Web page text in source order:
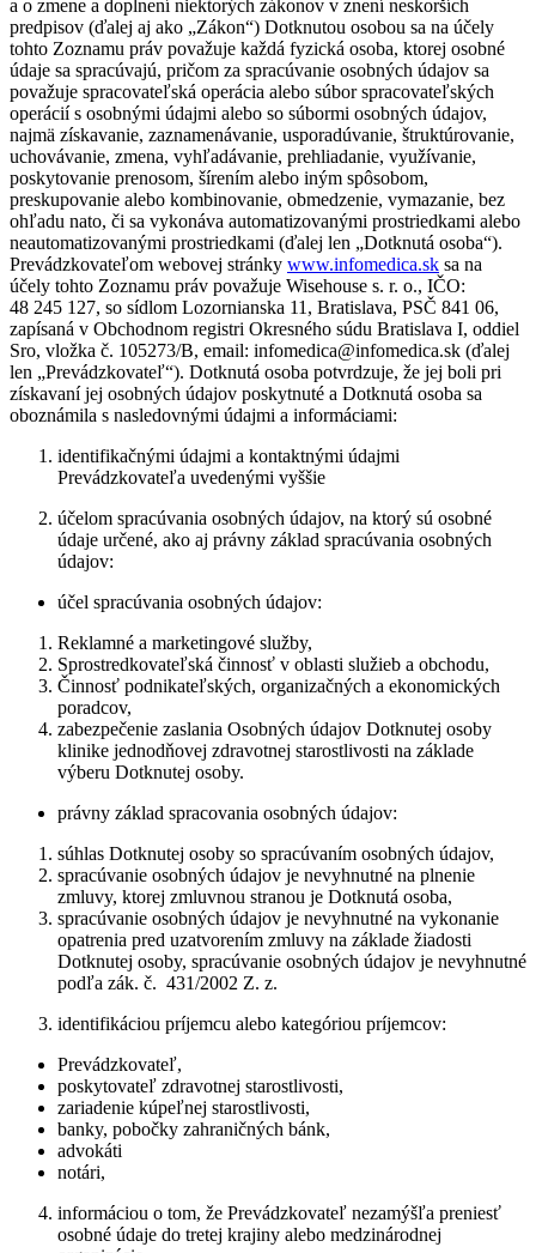
a o zmene a doplnení niektorých zákonov v znení neskorších
predpisov (ďalej aj ako „Zákon“) Dotknutou osobou sa na účely
tohto Zoznamu práv považuje každá fyzická osoba, ktorej osobné
údaje sa spracúvajú, pričom za spracúvanie osobných údajov sa
považuje spracovateľská operácia alebo súbor spracovateľských
operácií s osobnými údajmi alebo so súbormi osobných údajov,
najmä získavanie, zaznamenávanie, usporadúvanie, štruktúrovanie,
uchovávanie, zmena, vyhľadávanie, prehliadanie, využívanie,
poskytovanie prenosom, šírením alebo iným spôsobom,
preskupovanie alebo kombinovanie, obmedzenie, vymazanie, bez
ohľadu nato, či sa vykonáva automatizovanými prostriedkami alebo
neautomatizovanými prostriedkami (ďalej len „Dotknutá osoba“).
Prevádzkovateľom webovej stránky www.infomedica.sk sa na
účely tohto Zoznamu práv považuje Wisehouse s. r. o., IČO:
48 245 127, so sídlom Lozornianska 11, Bratislava, PSČ 841 06,
zapísaná v Obchodnom registri Okresného súdu Bratislava I, oddiel
Sro, vložka č. 105273/B, email: infomedica@infomedica.sk (ďalej
len „Prevádzkovateľ“). Dotknutá osoba potvrdzuje, že jej boli pri
získavaní jej osobných údajov poskytnuté a Dotknutá osoba sa
oboznámila s nasledovnými údajmi a informáciami:
identifikačnými údajmi a kontaktnými údajmi
Prevádzkovateľa uvedenými vyššie
účelom spracúvania osobných údajov, na ktorý sú osobné
údaje určené, ako aj právny základ spracúvania osobných
údajov:
účel spracúvania osobných údajov:
Reklamné a marketingové služby,
Sprostredkovateľská činnosť v oblasti služieb a obchodu,
Činnosť podnikateľských, organizačných a ekonomických
poradcov,
zabezpečenie zaslania Osobných údajov Dotknutej osoby
klinike jednodňovej zdravotnej starostlivosti na základe
výberu Dotknutej osoby.
právny základ spracovania osobných údajov:
súhlas Dotknutej osoby so spracúvaním osobných údajov,
spracúvanie osobných údajov je nevyhnutné na plnenie
zmluvy, ktorej zmluvnou stranou je Dotknutá osoba,
spracúvanie osobných údajov je nevyhnutné na vykonanie
opatrenia pred uzatvorením zmluvy na základe žiadosti
Dotknutej osoby, spracúvanie osobných údajov je nevyhnutné
podľa zák. č. 431/2002 Z. z.
identifikáciou príjemcu alebo kategóriou príjemcov:
Prevádzkovateľ,
poskytovateľ zdravotnej starostlivosti,
zariadenie kúpeľnej starostlivosti,
banky, pobočky zahraničných bánk,
advokáti
notári,
informáciou o tom, že Prevádzkovateľ nezamýšľa preniesť
osobné údaje do tretej krajiny alebo medzinárodnej